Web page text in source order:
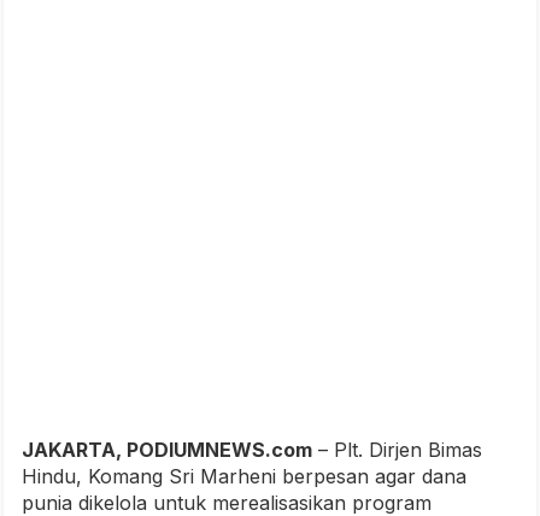
JAKARTA, PODIUMNEWS.com – Plt. Dirjen Bimas
Hindu, Komang Sri Marheni berpesan agar dana
punia dikelola untuk merealisasikan program